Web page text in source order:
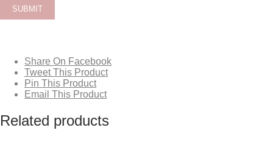
Share On Facebook
Tweet This Product
Pin This Product
Email This Product
Related products